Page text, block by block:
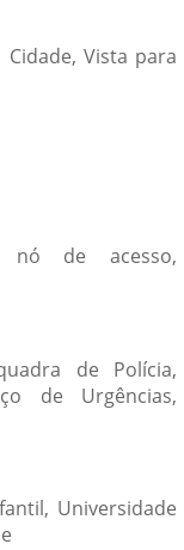
Vista para
nó de acesso,
de Polícia,
de Urgências,
Universidade